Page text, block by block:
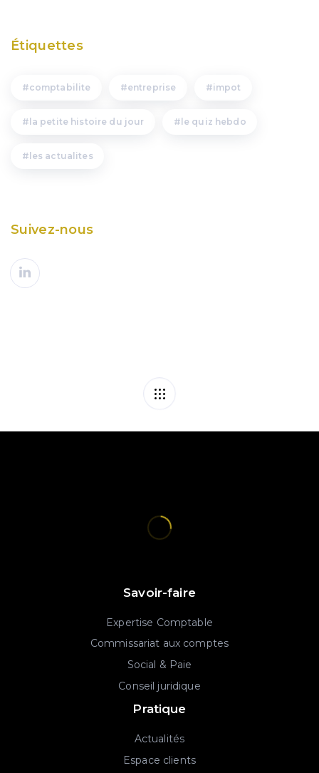
Étiquettes
comptabilite entreprise impot
la petite histoire du jour le quiz hebdo
les actualites
Suivez-nous
Savoir-faire
Expertise Comptable
Commissariat aux comptes
Social & Paie
Conseil juridique
Pratique
Actualités
Espace clients